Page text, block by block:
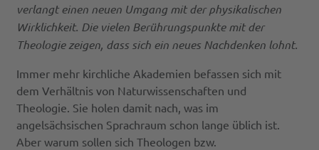
verlangt einen neuen Umgang mit der physikalischen
Wirklichkeit. Die vielen Berührungspunkte mit der
Theologie zeigen, dass sich ein neues Nachdenken lohnt.
Immer mehr kirchliche Akademien befassen sich mit
dem Verhältnis von Naturwissenschaften und
Theologie. Sie holen damit nach, was im
angelsächsischen Sprachraum schon lange üblich ist.
Aber warum sollen sich Theologen bzw.